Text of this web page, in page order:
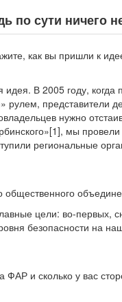
по сути ничего
как вы пришли к
идея. В 2005 году, когда
представители
нужно
мы
региональные
общественного
цели: во-первых,
безопасности на
ФАР и сколько у вас